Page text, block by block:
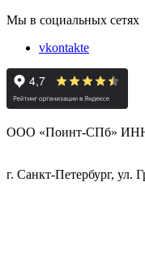
Мы в социальных сетях
vkontakte
ООО «Поинт-СПб» ИНН
г. Санкт-Петербург, ул.